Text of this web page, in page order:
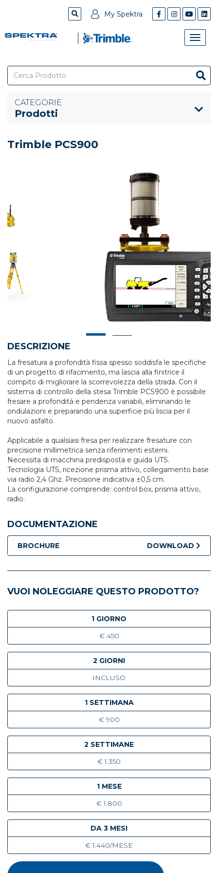
My Spektra
Toggle
CATEGORIE
Prodotti
Trimble PCS900
DESCRIZIONE
La fresatura a profondità fissa spesso soddisfa le specifiche
di un progetto di rifacimento, ma lascia alla finitrice il
compito di migliorare la scorrevolezza della strada. Con il
sistema di controllo della stesa Trimble PCS900 è possibile
fresare a profondità e pendenza variabili, eliminando le
ondulazioni e preparando una superficie più liscia per il
nuovo asfalto.
Applicabile a qualsiasi fresa per realizzare fresature con
precisione millimetrica senza riferimenti esterni.
Necessita di macchina predisposta e guida UTS.
Tecnologia UTS, ricezione prisma attivo, collegamento base
via radio 2,4 Ghz. Precisione indicativa ±0,5 cm.
La configurazione comprende: control box, prisma attivo,
radio.
DOCUMENTAZIONE
BROCHURE DOWNLOAD
VUOI NOLEGGIARE QUESTO PRODOTTO?
1 GIORNO
€ 450
2 GIORNI
INCLUSO
1 SETTIMANA
€ 900
2 SETTIMANE
€ 1.350
1 MESE
€ 1.800
DA 3 MESI
€ 1.440/MESE